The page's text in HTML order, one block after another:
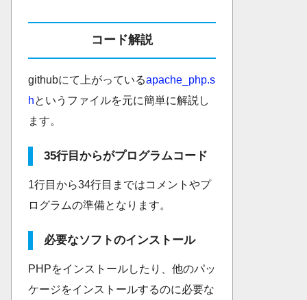
コード解説
githubにて上がっているapache_php.s
hというファイルを元に簡単に解説し
ます。
35行目からがプログラムコード
1行目から34行目まではコメントやプ
ログラムの準備となります。
必要なソフトのインストール
PHPをインストールしたり、他のパッ
ケージをインストールするのに必要な